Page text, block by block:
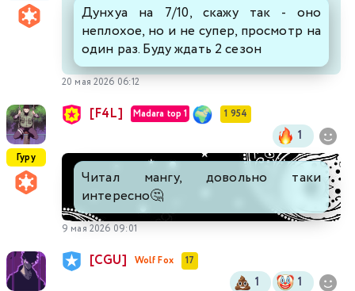
Дунхуа на 7/10, скажу так - оно
неплохое, но и не супер, просмотр на
один раз. Буду ждать 2 сезон
20 мая 2026 06:12
Гуру
[F4L] Madara top 1 1 954
1
Читал мангу, довольно таки
интересно🤔
9 мая 2026 09:01
[CGU] Wolf Fox 17
1 1